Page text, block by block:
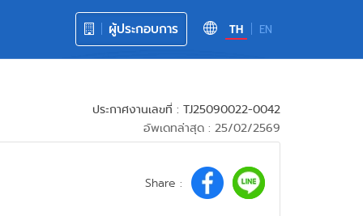
TH EN
ผู้ประกอบการ
ประกาศงานเลขที่ : TJ25090022-0042
อัพเดทล่าสุด : 25/02/2569
Share :